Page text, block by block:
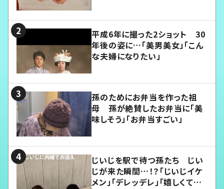
平成6年に撮った2ショット 30
年後の姿に…「美男美女」「こん
な夫婦になりたい」
孫のためにお弁当を作った祖
母 孫が絶賛したお弁当に「美
味しそう」「お弁当すごい」
じいじを駅で待つ孫たち じい
じが来た瞬間…！？「じいじイケ
メン」「デレッデレ」「嬉しくて可